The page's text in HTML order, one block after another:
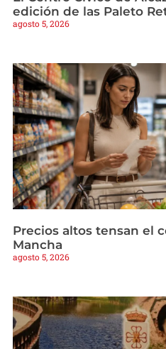
edición de las Paleto
agosto 5, 2026
Precios altos tensan el
Mancha
agosto 5, 2026